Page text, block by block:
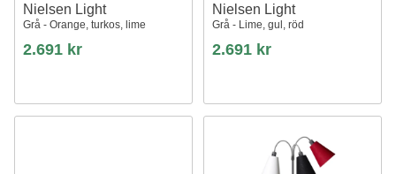
Nielsen Light
Grå - Orange, turkos, lime
2.691 kr
Nielsen Light
Grå - Lime, gul, röd
2.691 kr